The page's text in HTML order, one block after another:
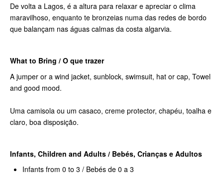
De volta a Lagos, é a altura para relaxar e apreciar o clima
maravilhoso, enquanto te bronzeias numa das redes de bordo
que balançam nas águas calmas da costa algarvia.
What to Bring / O que trazer
A jumper or a wind jacket, sunblock, swimsuit, hat or cap, Towel
and good mood.
Uma camisola ou um casaco, creme protector, chapéu, toalha e
claro, boa disposição.
Infants, Children and Adults / Bebés, Crianças e Adultos
Infants from 0 to 3 / Bebés de 0 a 3